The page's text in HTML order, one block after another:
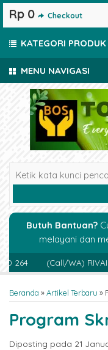
MENU NAVIGASI
Butuh Bantuan?
melayani dan
(Call/WA) RIVAI
Beranda »Artikel Terbaru »
Program
Diposting pada 21
Rp 0 Checkout
KATEGORI PRODUK